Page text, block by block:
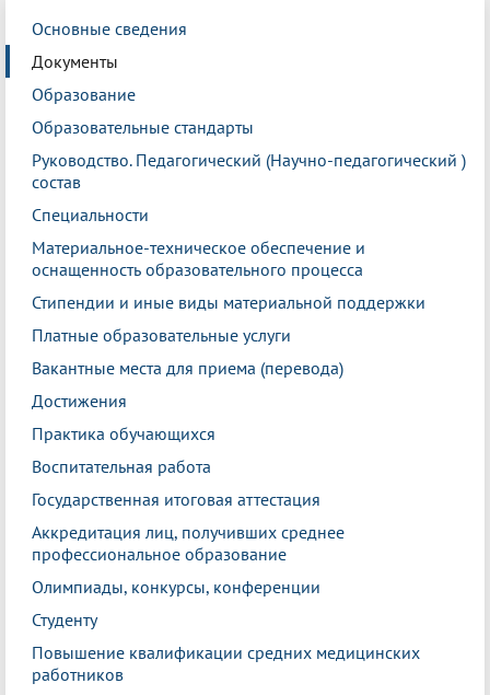
Основные сведения
Документы
Образование
Образовательные стандарты
Руководство. Педагогический (Научно-педагогический )
состав
Специальности
Материальное-техническое обеспечение и
оснащенность образовательного процесса
Стипендии и иные виды материальной поддержки
Платные образовательные услуги
Вакантные места для приема (перевода)
Достижения
Практика обучающихся
Воспитательная работа
Государственная итоговая аттестация
Аккредитация лиц, получивших среднее
профессиональное образование
Олимпиады, конкурсы, конференции
Студенту
Повышение квалификации средних медицинских
работников